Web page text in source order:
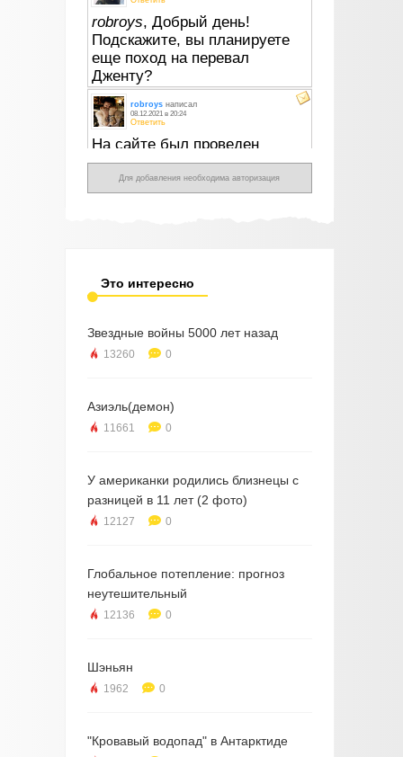
Для добавления необходима авторизация
Это интересно
Звездные войны 5000 лет назад
13260 0
Азиэль(демон)
11661 0
У американки родились близнецы с
разницей в 11 лет (2 фото)
12127 0
Глобальное потепление: прогноз
неутешительный
12136 0
Шэньян
1962 0
"Кровавый водопад" в Антарктиде